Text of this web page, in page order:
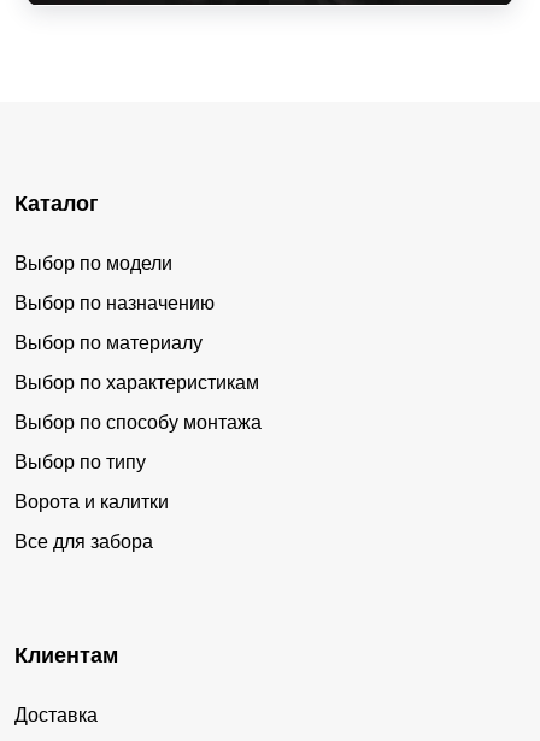
Каталог
Выбор по модели
Выбор по назначению
Выбор по материалу
Выбор по характеристикам
Выбор по способу монтажа
Выбор по типу
Ворота и калитки
Все для забора
Клиентам
Доставка